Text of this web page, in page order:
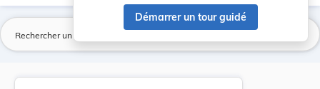
Démarrer un tour guidé